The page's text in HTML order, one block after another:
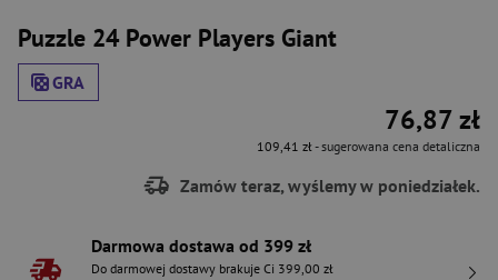
Puzzle 24 Power Players Giant
GRA
76,87 zł
109,41 zł- sugerowana cena detaliczna
Zamów teraz, wyślemy w poniedziałek.
Darmowa dostawa od 399 zł
Do darmowej dostawy brakuje Ci 399,00 zł